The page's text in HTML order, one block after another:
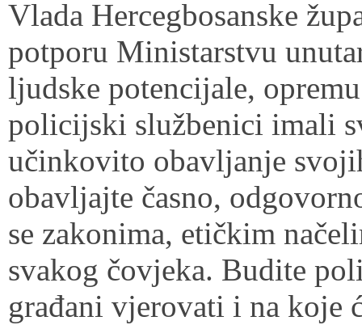
Vlada Hercegbosanske
potporu Ministarstvu
ljudske potencijale,
policijski službenici imali
učinkovito obavljanje
obavljajte časno,
se zakonima, etičkim
svakog čovjeka. Budite
građani vjerovati i na koje